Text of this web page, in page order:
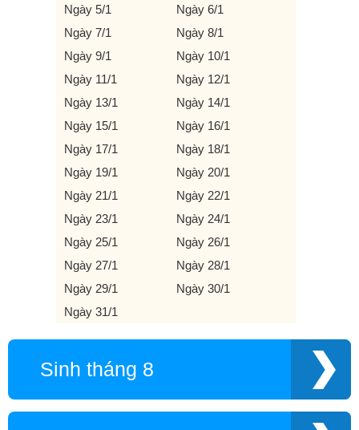
Ngày 5/1
Ngày 6/1
Ngày 7/1
Ngày 8/1
Ngày 9/1
Ngày 10/1
Ngày 11/1
Ngày 12/1
Ngày 13/1
Ngày 14/1
Ngày 15/1
Ngày 16/1
Ngày 17/1
Ngày 18/1
Ngày 19/1
Ngày 20/1
Ngày 21/1
Ngày 22/1
Ngày 23/1
Ngày 24/1
Ngày 25/1
Ngày 26/1
Ngày 27/1
Ngày 28/1
Ngày 29/1
Ngày 30/1
Ngày 31/1
Sinh tháng 8